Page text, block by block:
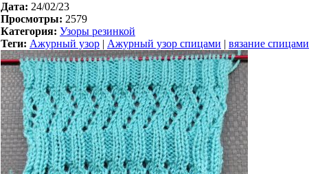
Дата: 24/02/23
Просмотры: 2579
Категория: Узоры резинкой
Теги: Ажурный узор | Ажурный узор спицами | вязание спицами